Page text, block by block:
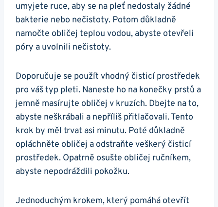
umyjete ruce,‌ aby se na pleť ⁢nedostaly žádné
bakterie ⁤nebo nečistoty. Potom důkladně
namočte obličej ‍teplou vodou, ‌abyste otevřeli
‍póry a ⁢uvolnili nečistoty.⁢
Doporučuje⁢ se použít ‌vhodný čisticí prostředek
pro váš typ pleti. Naneste ho ⁤na konečky prstů a
jemně masírujte‌ obličej⁤ v kruzích. Dbejte⁢ na ⁤to,
abyste ​neškrábali a‍ nepříliš přitlačovali. Tento
krok by měl trvat asi⁢ minutu. Poté důkladně
opláchněte obličej a odstraňte veškerý čisticí
prostředek. Opatrně​ osušte obličej ručníkem,⁤
abyste⁣ nepodráždili⁢ pokožku.
Jednoduchým krokem,⁤ který ⁢pomáhá otevřít